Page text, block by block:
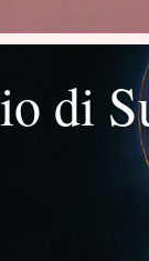
di